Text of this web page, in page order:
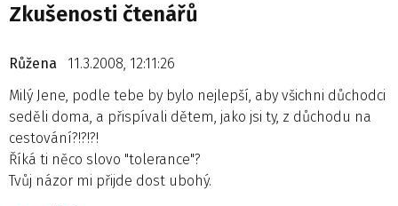
Zkušenosti čtenářů
Růžena
11.3.2008, 12:11:26
Milý Jene, podle tebe by bylo nejlepší, aby všichni důchodci
seděli doma, a přispívali dětem, jako jsi ty, z důchodu na
cestování?!?!?!
Říká ti něco slovo "tolerance"?
Tvůj názor mi přijde dost ubohý.